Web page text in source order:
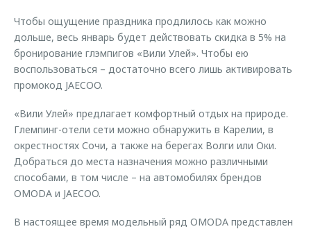
Чтобы ощущение праздника продлилось как можно
дольше, весь январь будет действовать скидка в 5% на
бронирование глэмпигов «Вили Улей». Чтобы ею
воспользоваться – достаточно всего лишь активировать
промокод JAECOO.
«Вили Улей» предлагает комфортный отдых на природе.
Глемпинг-отели сети можно обнаружить в Карелии, в
окрестностях Сочи, а также на берегах Волги или Оки.
Добраться до места назначения можно различными
способами, в том числе – на автомобилях брендов
OMODA и JAECOO.
В настоящее время модельный ряд OMODA представлен